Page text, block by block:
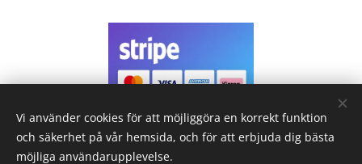
Handla tryggt med
Betallösningar från Stripe
Vi använder cookies för att möjliggöra en korrekt funktion
och säkerhet på vår hemsida, och för att erbjuda dig bästa
möjliga användarupplevelse.